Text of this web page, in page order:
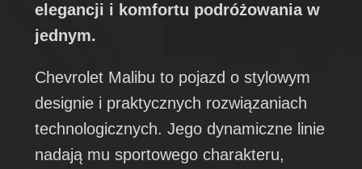
elegancji i komfortu podróżowania w
jednym.
Chevrolet Malibu to pojazd o stylowym
designie i praktycznych rozwiązaniach
technologicznych. Jego dynamiczne linie
nadają mu sportowego charakteru,